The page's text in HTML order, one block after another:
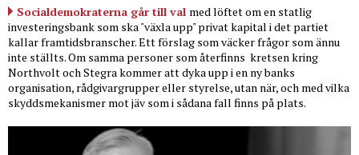
Socialdemokraterna går till val med löftet om en statlig
investeringsbank som ska "växla upp" privat kapital i det partiet
kallar framtidsbranscher. Ett förslag som väcker frågor som ännu
inte ställts. Om samma personer som återfinns kretsen kring
Northvolt och Stegra kommer att dyka upp i en ny banks
organisation, rådgivargrupper eller styrelse, utan när, och med vilka
skyddsmekanismer mot jäv som i sådana fall finns på plats.